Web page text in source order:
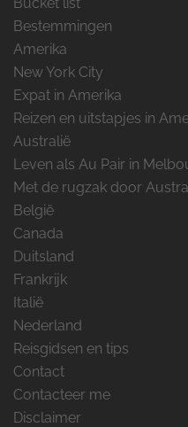
Bestemmingen
Amerika
New York City
Expat in Amerika
Reizen en uitstapjes in
Australië
Leven als Au Pair in
Met de rugzak door
België
Canada
Duitsland
Frankrijk
Italië
Nederland
Reisgidsen en tips
Contact
Contacteer me
Disclaimer